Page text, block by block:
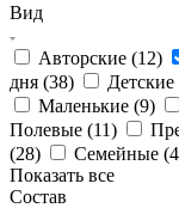
Вид
Авторские (12)
дня (38) Детские
Маленькие (9)
Полевые (11)
(28) Семейные (
Показать все
Состав